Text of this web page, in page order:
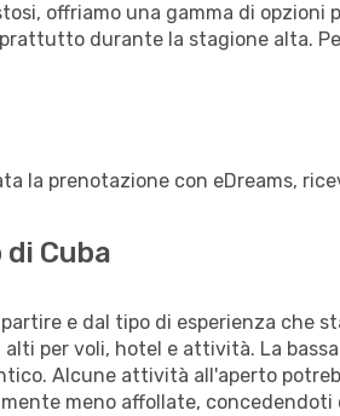
offriamo una gamma di opzioni
durante la stagione alta.
la prenotazione con eDreams,
Cuba
e dal tipo di esperienza che
per voli, hotel e attività. La
Alcune attività all'aperto
meno affollate, concedendoti